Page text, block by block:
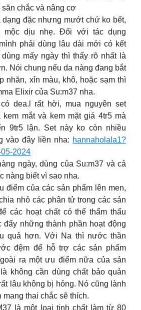
chắc và nâng cơ
dạng đặc nhưng mướt chứ ko bết,
mộc dịu nhẹ. Đối với tác dụng
phải dùng lâu dài mới có kết
mấy ngày thì thấy rõ nhất là
Nói chung nếu da nàng đang bắt
nhăn, xỉn màu, khô, hoặc sạm thì
Elixir của Su:m37 nha.
dea.l rất hời, mua nguyên set
kem mắt và kem mặt giá 4tr5 mà
9tr5 lận. Set này ko còn nhiều
vào đây liền nha: hannaholala1?
2024
ngày, dùng của Su:m37 và cả
nàng biết vì sao nha.
điểm của các sản phẩm lên men,
nhỏ các phân tử trong các sản
các hoạt chất có thể thẩm thấu
đẩy những thành phần hoạt động
quả hơn. Với Na thì nước thần
đệm để hỗ trợ các sản phẩm
ra một ưu điểm nữa của sản
không cần dùng chất bảo quản
lâu không bị hỏng. Nó cũng lành
thai chắc sẽ thích.
là một loại tinh chất làm từ 80